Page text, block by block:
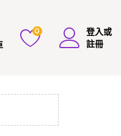
0
登入或
註冊